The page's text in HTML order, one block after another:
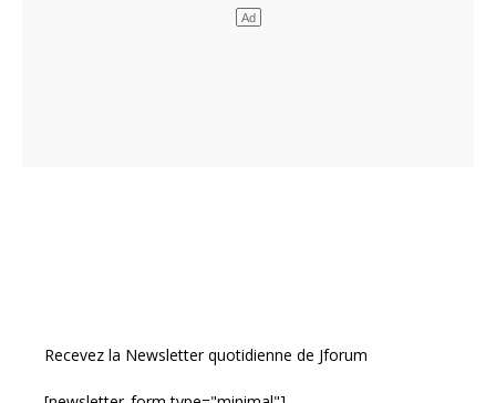
Recevez la Newsletter quotidienne de Jforum